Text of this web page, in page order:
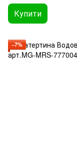
Купити
−7%